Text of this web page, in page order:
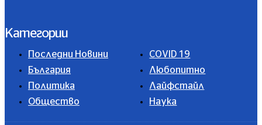
Категории
Последни Новини
България
Политика
Общество
COVID 19
Любопитно
Лайфстайл
Наука